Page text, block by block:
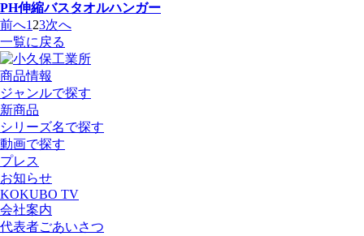
PH伸縮バスタオルハンガー
前へ1 23次へ
一覧に戻る
商品情報
ジャンルで探す
新商品
シリーズ名で探す
動画で探す
プレス
お知らせ
KOKUBO TV
会社案内
代表者ごあいさつ